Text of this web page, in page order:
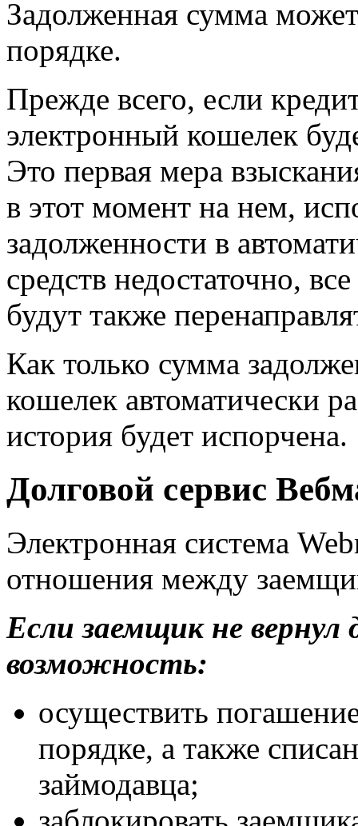
Задолженная сумма
порядке.
Прежде всего, если
электронный кошелек
Это первая мера
в этот момент на нем,
задолженности в
средств недостаточно,
будут также
Как только сумма
кошелек автоматически
история будет испорчена.
Долговой сервис
Электронная система
отношения между
Если заемщик не вернул
возможность:
осуществить
порядке, а также
займодавца;